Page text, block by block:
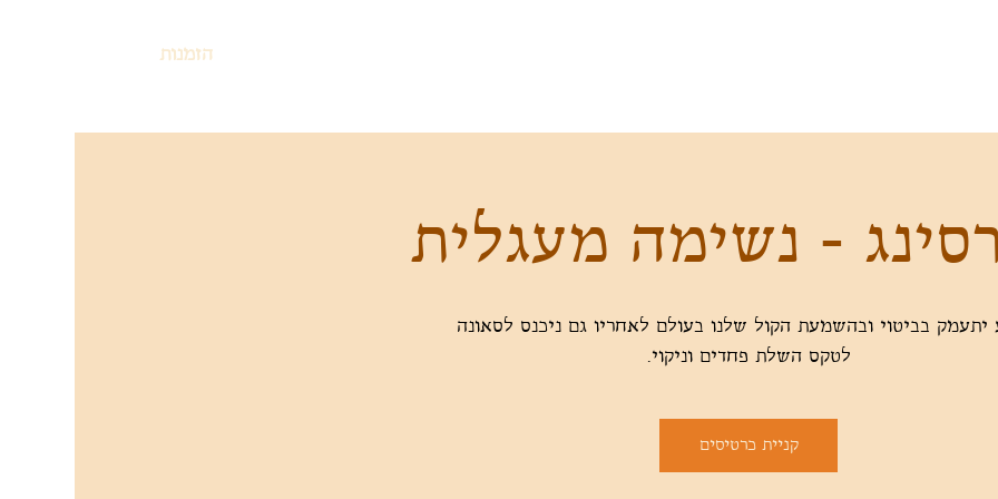
הזמנות
- נשימה מעגלית
בביטוי ובהשמעת הקול שלנו בעולם לאחריו גם ניכנס לסאונה
לטקס השלת פחדים וניקוי.
קניית כרטיסים